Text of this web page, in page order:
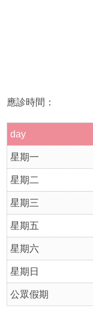
應診時間：
day
星期一
星期二
星期三
星期五
星期六
星期日
公眾假期